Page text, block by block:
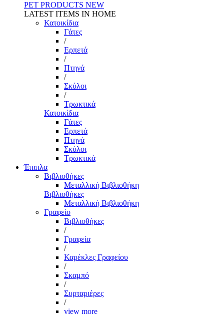
PET PRODUCTS NEW
LATEST ITEMS IN HOME
Κατοικίδια
Γάτες
/
Ερπετά
/
Πτηνά
/
Σκύλοι
/
Τρωκτικά
Κατοικίδια
Γάτες
Ερπετά
Πτηνά
Σκύλοι
Τρωκτικά
Έπιπλα
Βιβλιοθήκες
Μεταλλική Βιβλιοθήκη
Βιβλιοθήκες
Μεταλλική Βιβλιοθήκη
Γραφείο
Βιβλιοθήκες
/
Γραφεία
/
Καρέκλες Γραφείου
/
Σκαμπό
/
Συρταριέρες
/
view more